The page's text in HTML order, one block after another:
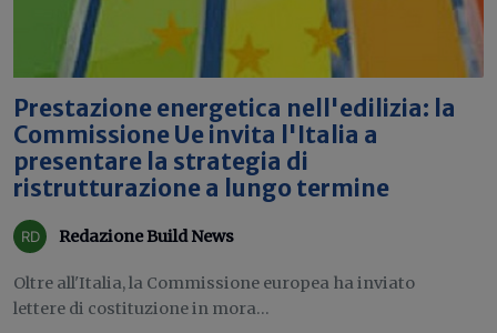
Prestazione energetica nell'edilizia: la
Commissione Ue invita l'Italia a
presentare la strategia di
ristrutturazione a lungo termine
Redazione Build News
Oltre all'Italia, la Commissione europea ha inviato
lettere di costituzione in mora...